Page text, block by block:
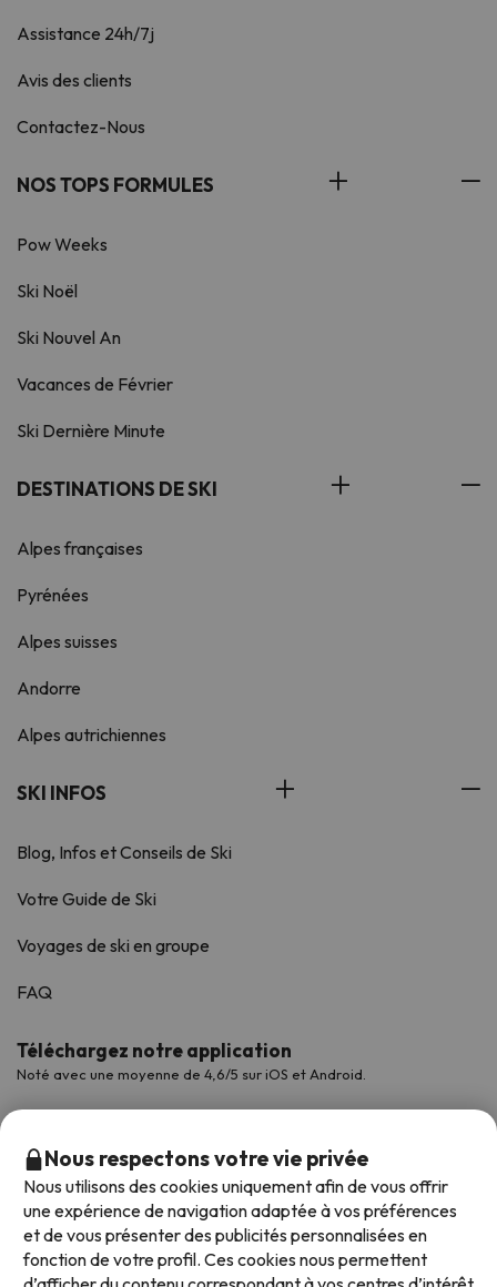
Assistance 24h/7j
Avis des clients
Contactez-Nous
NOS TOPS FORMULES
Pow Weeks
Ski Noël
Ski Nouvel An
Vacances de Février
Ski Dernière Minute
DESTINATIONS DE SKI
Alpes françaises
Pyrénées
Alpes suisses
Andorre
Alpes autrichiennes
SKI INFOS
Blog, Infos et Conseils de Ski
Votre Guide de Ski
Voyages de ski en groupe
FAQ
Téléchargez notre application
Noté avec une moyenne de 4,6/5 sur iOS et Android.
Nous respectons votre vie privée
Nous utilisons des cookies uniquement afin de vous offrir
une expérience de navigation adaptée à vos préférences
et de vous présenter des publicités personnalisées en
fonction de votre profil. Ces cookies nous permettent